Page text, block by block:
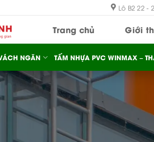
Lô B2 22 -
Trang chủ Giới
NGĂN TẤM NHỰA PVC WINMAX –